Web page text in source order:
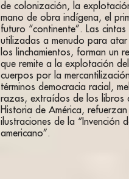
de colonización, la
mano de obra indígena, el
futuro “continente”. Las
utilizadas a menudo para
los linchamientos, forman un
que remite a la explotación
cuerpos por la
términos democracia racial,
razas, extraídos de los libros
Historia de América,
ilustraciones de la “Invención
americano”.